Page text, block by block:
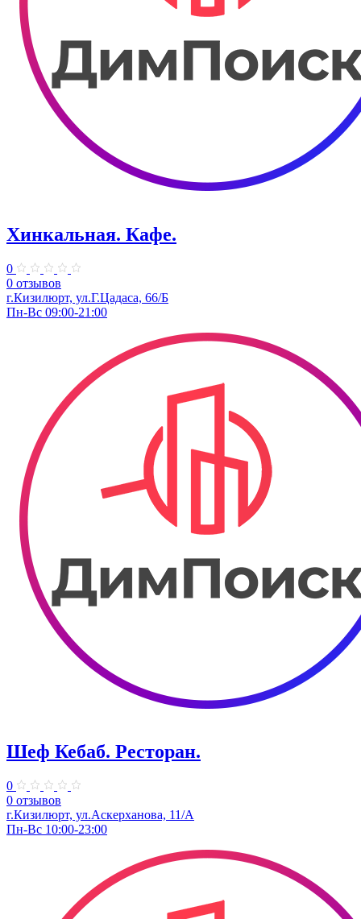
Хинкальная. Кафе.
0
0 отзывов
г.Кизилюрт, ул.Г.Цадаса, 66/Б
Пн-Вс 09:00-21:00
Шеф Кебаб. Ресторан.
0
0 отзывов
г.Кизилюрт, ул.Аскерханова, 11/А
Пн-Вс 10:00-23:00